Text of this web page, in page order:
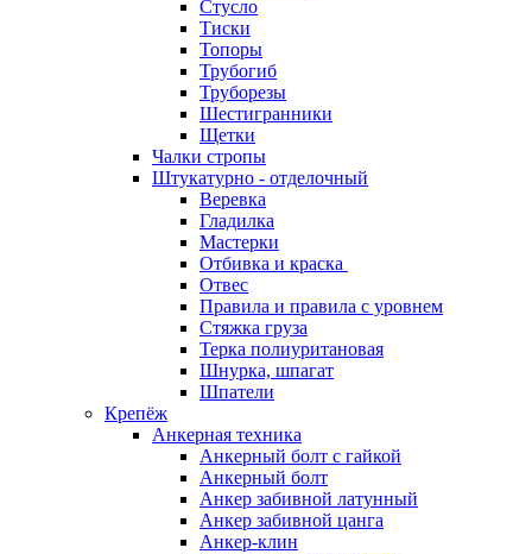
Стусло
Тиски
Топоры
Трубогиб
Труборезы
Шестигранники
Щетки
Чалки стропы
Штукатурно - отделочный
Веревка
Гладилка
Мастерки
Отбивка и краска
Отвес
Правила и правила с уровнем
Стяжка груза
Терка полиуритановая
Шнурка, шпагат
Шпатели
Крепёж
Анкерная техника
Анкерный болт с гайкой
Анкерный болт
Анкер забивной латунный
Анкер забивной цанга
Анкер-клин